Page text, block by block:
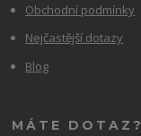
Obchodní podmínky
Nejčastější dotazy
Blog
MÁTE DOTAZ?